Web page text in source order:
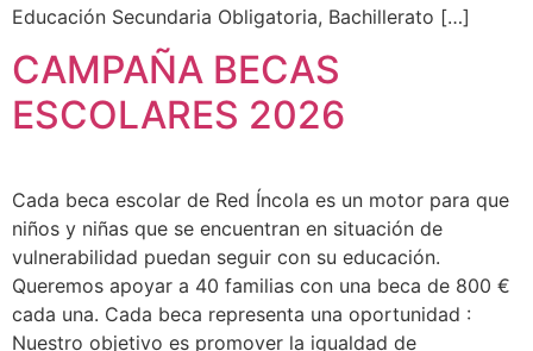
Educación Secundaria Obligatoria, Bachillerato […]
CAMPAÑA BECAS
ESCOLARES 2026
Cada beca escolar de Red Íncola es un motor para que
niños y niñas que se encuentran en situación de
vulnerabilidad puedan seguir con su educación.
Queremos apoyar a 40 familias con una beca de 800 €
cada una. Cada beca representa una oportunidad :
Nuestro objetivo es promover la igualdad de